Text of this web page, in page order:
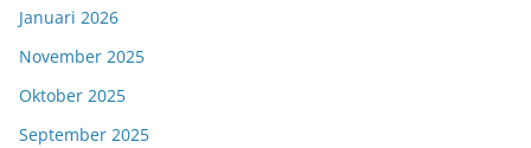
Januari 2026
November 2025
Oktober 2025
September 2025